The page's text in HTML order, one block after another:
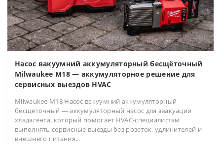
Насос вакуумний аккумуляторный бесщёточный
Milwaukee M18 — аккумуляторное решение для
сервисных выездов HVAC
Milwaukee M18 Насос вакуумний аккумуляторный
бесщёточный — аккумуляторный насос для эвакуации
хладагента, который помогает HVAC-специалистам
выполнять сервисные выезды без розеток, удлинителей и
внешнего питания...